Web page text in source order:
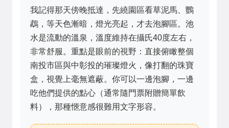
我記得那天傍晚抵達，先繞園區看草泥馬、鸚
鵡，等天色漸暗，燈光亮起，才去泡腳區。池
水是流動的溫泉，溫度維持在攝氏40度左右，
非常舒服。重點是眼前的視野：直接俯瞰整個
南投市區與中彰投的璀璨燈火，像打翻的珠寶
盒，視覺上毫無遮蔽。你可以一邊泡腳，一邊
吃他們提供的點心（通常隨門票附贈簡單飲
料），那種愜意感很難用文字形容。